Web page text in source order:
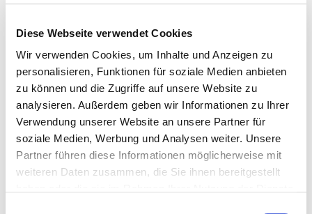
Diese Webseite verwendet Cookies
Wir verwenden Cookies, um Inhalte und Anzeigen zu
personalisieren, Funktionen für soziale Medien anbieten
zu können und die Zugriffe auf unsere Website zu
analysieren. Außerdem geben wir Informationen zu Ihrer
Verwendung unserer Website an unsere Partner für
soziale Medien, Werbung und Analysen weiter. Unsere
Partner führen diese Informationen möglicherweise mit
weiteren Daten zusammen, die Sie ihnen bereitgestellt
Examination methods
Preparation
Expert Opinion